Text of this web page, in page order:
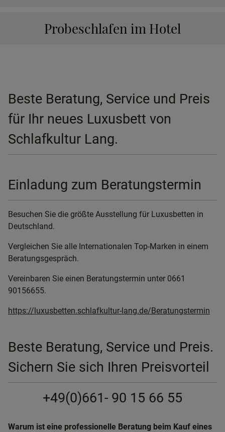
Probeschlafen im Hotel
Beste Beratung, Service und Preis
für Ihr neues Luxusbett von
Schlafkultur Lang.
Einladung zum Beratungstermin
Besuchen Sie die größte Ausstellung für Luxusbetten in
Deutschland.
Vergleichen Sie alle Internationalen Top-Marken in einem
Beratungsgespräch.
Vereinbaren Sie einen Beratungstermin unter 0661
90156655.
https://luxusbetten.schlafkultur-lang.de/Beratungstermin
Beste Beratung, Service und Preis.
Sichern Sie sich Ihren Preisvorteil
+49(0)661- 90 15 66 55
Warum ist eine professionelle Beratung beim Kauf eines